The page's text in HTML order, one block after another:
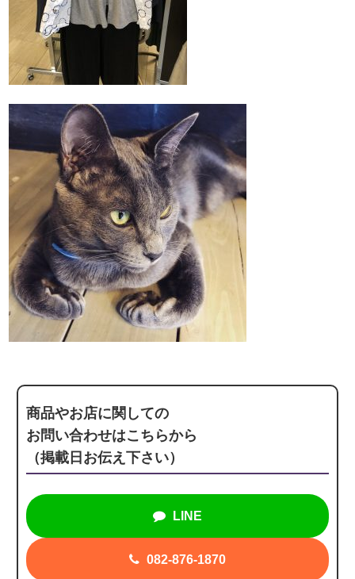
商品やお店に関しての
お問い合わせはこちらから
（掲載日お伝え下さい）
LINE
082-876-1870